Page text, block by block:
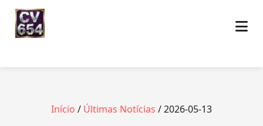
Início / Últimas Notícias / 2026-05-13